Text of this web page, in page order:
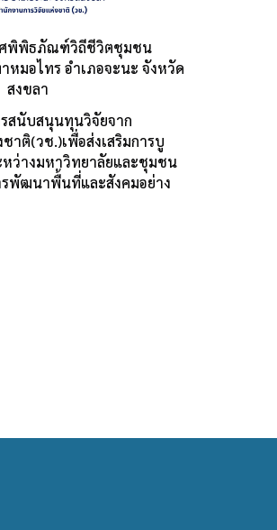
พิพิธภัณฑ์วิถีชีวิตชุมชน
หมอไทร อำเภอจะนะ จังหวัด
สงขลา
สนับสนุนทุนวิจัยจาก
าติ(วช.)เพื่อส่งเสริมการบู
หว่างมหาวิทยาลัยและชุมชน
าพื้นที่และสังคมอย่าง